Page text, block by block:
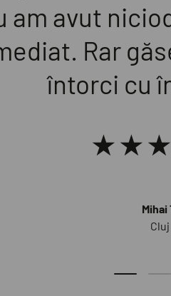
am avut
Rar
întorci cu
Mihai
Cluj